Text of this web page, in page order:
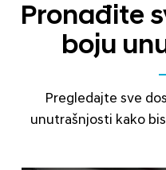
Pronađite
boju
Pregledajte sve
unutrašnjosti kako